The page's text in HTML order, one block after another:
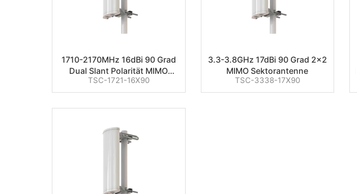
1710-2170MHz 16dBi 90 Grad
Dual Slant Polarität MIMO
Sektor Antenne
TSC-1721-16X90
3.3-3.8GHz 17dBi 90 Grad 2×2
MIMO Sektorantenne
TSC-3338-17X90